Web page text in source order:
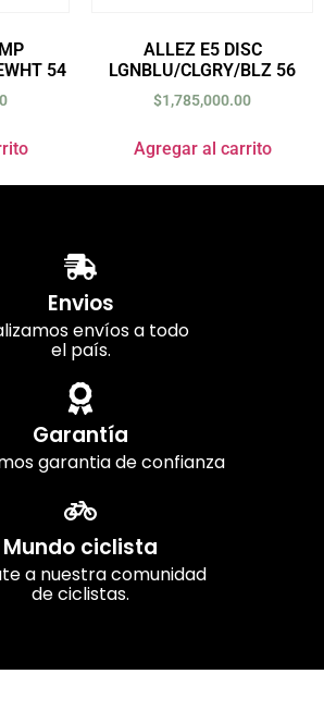
54
ALLEZ E5 DISC
LGNBLU/CLGRY/BLZ 56
$1,785,000.00
Agregar al carrito
Envios
envíos a todo
el país.
Garantía
garantia de confianza
Mundo ciclista
a nuestra comunidad
de ciclistas.